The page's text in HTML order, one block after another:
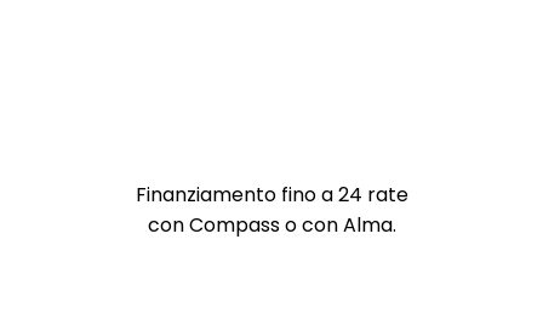
Finanziamento fino a 24 rate
con Compass o con Alma.